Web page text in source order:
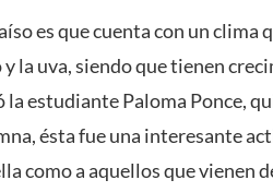
es que cuenta con un
y la uva, siendo que tienen
estudiante Paloma Ponce,
ésta fue una interesante
como a aquellos que vienen